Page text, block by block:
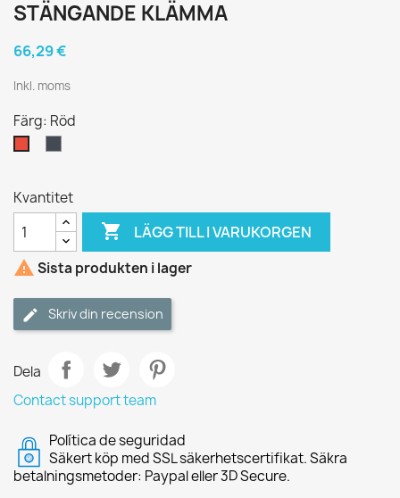
STÄNGANDE KLÄMMA
66,29 €
Inkl. moms
Färg: Röd
Kvantitet
 LÄGG TILL I VARUKORGEN
 Sista produkten i lager
Skriv din recension
Dela
Contact support team
Política de seguridad
Säkert köp med SSL säkerhetscertifikat. Säkra
betalningsmetoder: Paypal eller 3D Secure.